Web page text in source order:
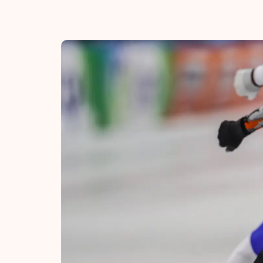
De weg op
Schaatsfans
Olympische